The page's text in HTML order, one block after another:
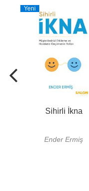
Yeni
Sihirli İkna
Ender Ermiş